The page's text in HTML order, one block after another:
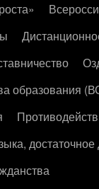
образования